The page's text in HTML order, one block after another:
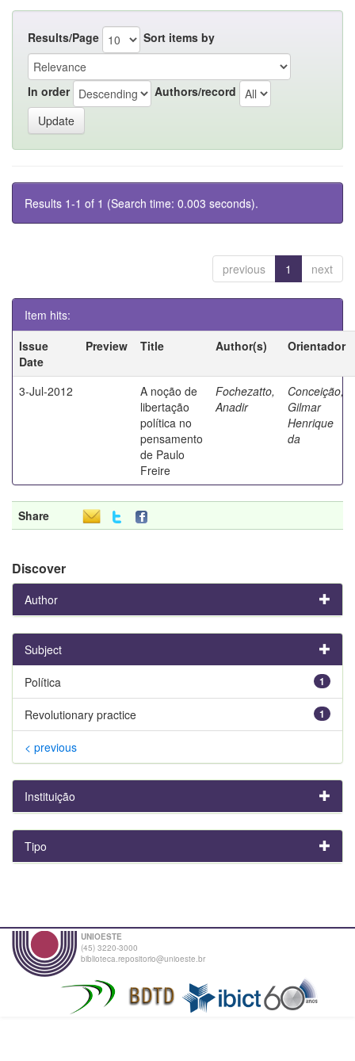
Results/Page Sort items by
In order Authors/record
Results 1-1 of 1 (Search time: 0.003 seconds).
previous 1 next
Item hits:
Issue
Date
Preview Title Author(s) Orientador
3-Jul-2012
A noção de
libertação
política no
pensamento
de Paulo
Freire
Fochezatto,
Anadir
Conceição,
Gilmar
Henrique
da
Share
Discover
Author
Subject
1
Política
1
Revolutionary practice
< previous
Instituição
Tipo
UNIOESTE
(45) 3220-3000
biblioteca.repositorio@unioeste.br